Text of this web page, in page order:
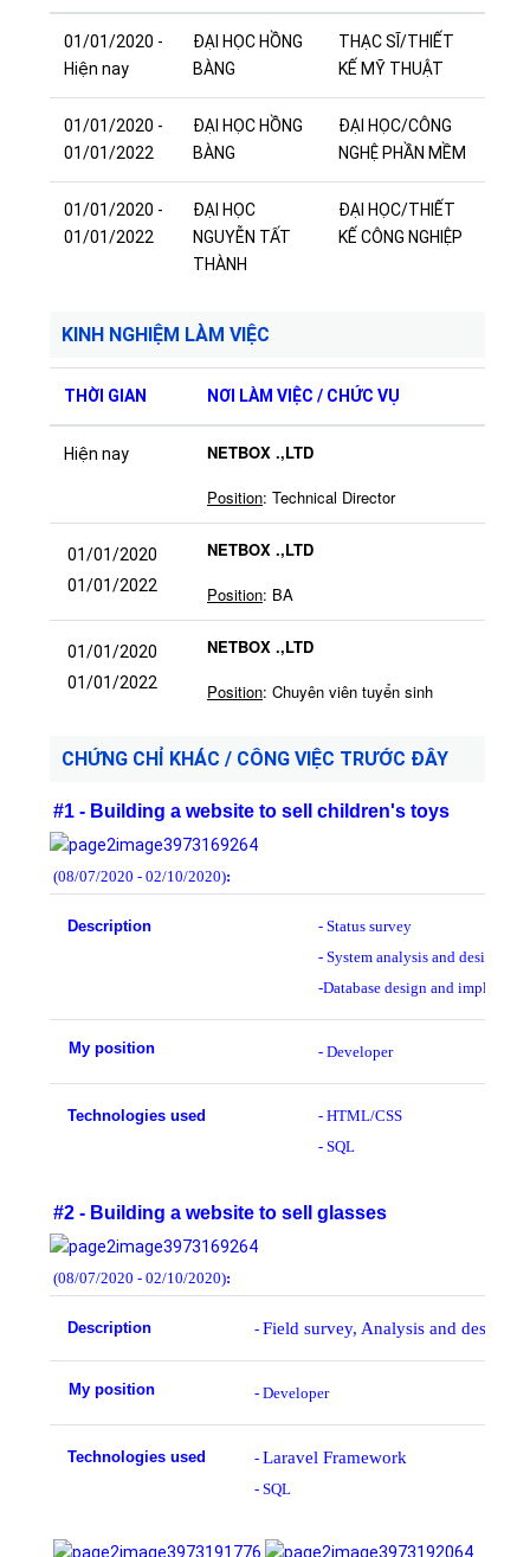
01/01/2020 -
Hiện nay
ĐẠI HỌC HỒNG
BÀNG
THẠC SĨ/THIẾT
KẾ MỸ THUẬT
01/01/2020 -
01/01/2022
ĐẠI HỌC HỒNG
BÀNG
ĐẠI HỌC/CÔNG
NGHỆ PHẦN MỀM
01/01/2020 -
01/01/2022
ĐẠI HỌC
NGUYỄN TẤT
THÀNH
ĐẠI HỌC/THIẾT
KẾ CÔNG NGHIỆP
KINH NGHIỆM LÀM VIỆC
THỜI GIAN NƠI LÀM VIỆC / CHỨC VỤ
Hiện nay
NETBOX .,LTD
Position: Technical Director
01/01/2020
01/01/2022
NETBOX .,LTD
Position: BA
01/01/2020
01/01/2022
NETBOX .,LTD
Position: Chuyên viên tuyển sinh
CHỨNG CHỈ KHÁC / CÔNG VIỆC TRƯỚC ĐÂY
#1 - Building a website to sell children's toys
(08/07/2020 - 02/10/2020):
Description
- Status survey
- System analysis and design
-Database design and
My position - Developer
Technologies used
- HTML/CSS
- SQL
#2 - Building a website to sell glasses
(08/07/2020 - 02/10/2020):
Description - Field survey, Analysis and design
My position - Developer
Technologies used - Laravel Framework
- SQL